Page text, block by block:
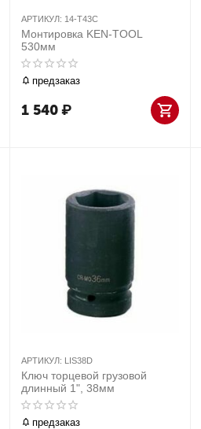
АРТИКУЛ: 14-T43C
Монтировка KEN-TOOL
530мм
предзаказ
1 540₽
АРТИКУЛ: LIS38D
Ключ торцевой грузовой
длинный 1", 38мм
предзаказ